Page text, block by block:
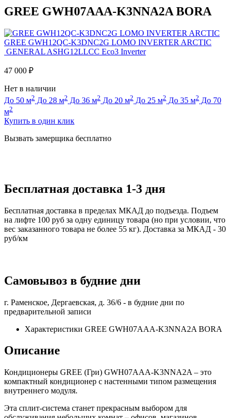
GREE GWH07AAA-K3NNA2A BORA
GREE GWH12QC-K3DNC2G LOMO INVERTER ARCTIC
GENERAL ASHG12LLCC Eco3 Inverter
47 000 ₽
Нет в наличии
До 50 м2 До 28 м2 До 36 м2 До 20 м2 До 25 м2 До 35 м2 До 70
м2
Купить в один клик
Вызвать замерщика бесплатно
Бесплатная доставка 1-3 дня
Бесплатная доставка в пределах МКАД до подъезда. Подъем
на лифте 100 руб за одну единицу товара (но при условии, что
вес заказанного товара не более 55 кг). Доставка за МКАД - 30
руб/км
Самовывоз в будние дни
г. Раменское, Дергаевская, д. 36/6 - в будние дни по
предварительной записи
Характеристики GREE GWH07AAA-K3NNA2A BORA
Описание
Кондиционеры GREE (Гри) GWH07AAA-K3NNA2A – это
компактный кондиционер с настенными типом размещения
внутреннего модуля.
Эта сплит-система станет прекрасным выбором для